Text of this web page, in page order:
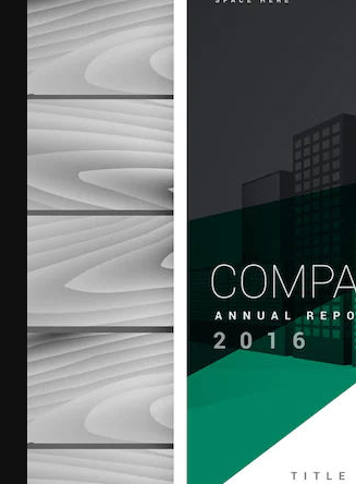
Die kreative Plattform, um deine
Arbeit zu verwirklichen. Mehr als 1
Abonnenten unter Kreativen,
Agenturen und Studios.
Deutsch
Copyright © 2010- Freepik